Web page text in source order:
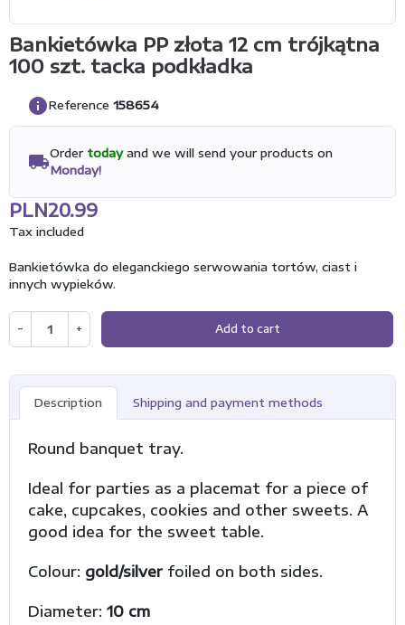
Bankietówka PP złota 12 cm trójkątna
100 szt. tacka podkładka
infoReference 158654
local_shippingOrder todayand we will send your products on
Monday!
PLN20.99
Tax included
Bankietówka do eleganckiego serwowania tortów, ciast i
innych wypieków.
− + Add to cart
Description Shipping and payment methods
Round banquet tray.
Ideal for parties as a placemat for a piece of
cake, cupcakes, cookies and other sweets. A
good idea for the sweet table.
Colour: gold/silverfoiled on both sides.
Diameter: 10 cm